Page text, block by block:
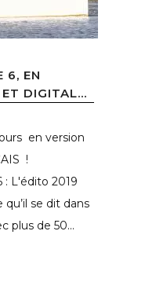
6, EN
DIGITAL...
en version
!
: L'édito 2019
qu’il se dit dans
plus de 50...